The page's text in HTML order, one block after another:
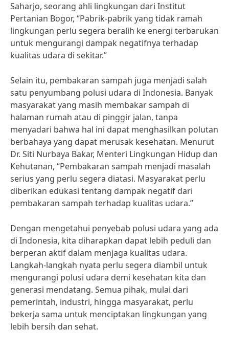
Saharjo, seorang ahli lingkungan dari Institut
Pertanian Bogor, “Pabrik-pabrik yang tidak ramah
lingkungan perlu segera beralih ke energi terbarukan
untuk mengurangi dampak negatifnya terhadap
kualitas udara di sekitar.”
Selain itu, pembakaran sampah juga menjadi salah
satu penyumbang polusi udara di Indonesia. Banyak
masyarakat yang masih membakar sampah di
halaman rumah atau di pinggir jalan, tanpa
menyadari bahwa hal ini dapat menghasilkan polutan
berbahaya yang dapat merusak kesehatan. Menurut
Dr. Siti Nurbaya Bakar, Menteri Lingkungan Hidup dan
Kehutanan, “Pembakaran sampah menjadi masalah
serius yang perlu segera diatasi. Masyarakat perlu
diberikan edukasi tentang dampak negatif dari
pembakaran sampah terhadap kualitas udara.”
Dengan mengetahui penyebab polusi udara yang ada
di Indonesia, kita diharapkan dapat lebih peduli dan
berperan aktif dalam menjaga kualitas udara.
Langkah-langkah nyata perlu segera diambil untuk
mengurangi polusi udara demi kesehatan kita dan
generasi mendatang. Semua pihak, mulai dari
pemerintah, industri, hingga masyarakat, perlu
bekerja sama untuk menciptakan lingkungan yang
lebih bersih dan sehat.